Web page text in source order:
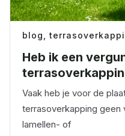
blog,
Heb ik een
Vaak heb je voor de
terrasoverkapping geen
lamellen- of